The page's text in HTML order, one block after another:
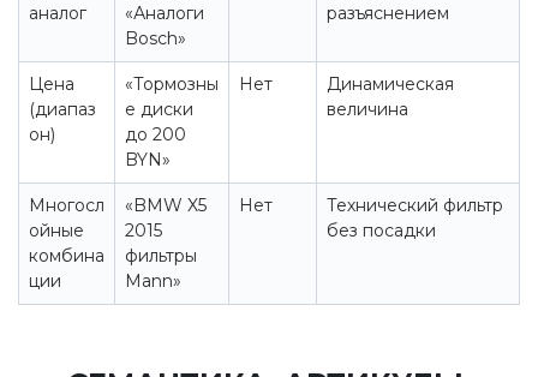
аналог
«Аналоги
Bosch»
разъяснением
Цена
(диапаз
он)
«Тормозны
е диски
до 200
BYN»
Нет
Динамическая
величина
Многосл
ойные
комбина
ции
«BMW X5
2015
фильтры
Mann»
Нет
Технический фильтр
без посадки